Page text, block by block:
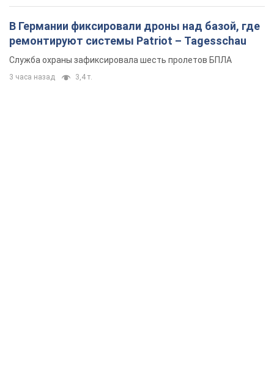
В Германии фиксировали дроны над базой, где
ремонтируют системы Patriot – Tagesschau
Служба охраны зафиксировала шесть пролетов БПЛА
3 часа назад 3,4 т.